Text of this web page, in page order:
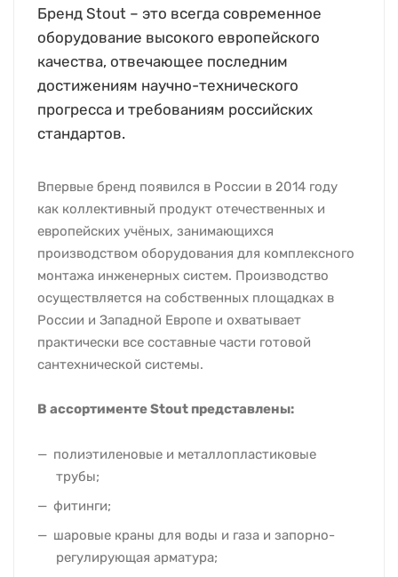
Бренд Stout – это всегда современное
оборудование высокого европейского
качества, отвечающее последним
достижениям научно-технического
прогресса и требованиям российских
стандартов.
Впервые бренд появился в России в 2014 году
как коллективный продукт отечественных и
европейских учёных, занимающихся
производством оборудования для комплексного
монтажа инженерных систем. Производство
осуществляется на собственных площадках в
России и Западной Европе и охватывает
практически все составные части готовой
сантехнической системы.
В ассортименте Stout представлены:
полиэтиленовые и металлопластиковые
трубы;
фитинги;
шаровые краны для воды и газа и запорно-
регулирующая арматура;